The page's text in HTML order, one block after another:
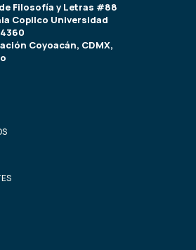
Filosofía y Letras #88
Copilco Universidad
Coyoacán, CDMX,